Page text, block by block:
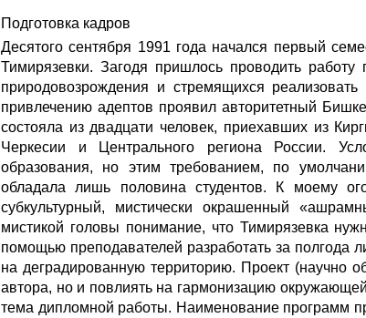
Подготовка кадров
Десятого сентября 1991 года начался первый
Тимирязевки. Загодя пришлось проводить
природовозрождения и стремящихся
привлечению адептов проявил авторитетный
состояла из двадцати человек, приехавших из
Черкесии и Центрального региона России.
образования, но этим требованием, по
обладала лишь половина студентов. К моему
субкультурный, мистически окрашенный
мистикой головы понимание, что Тимирязевка
помощью преподавателей разработать за полгода
на деградированную территорию. Проект (научно
автора, но и повлиять на гармонизацию
тема дипломной работы. Наименование программ